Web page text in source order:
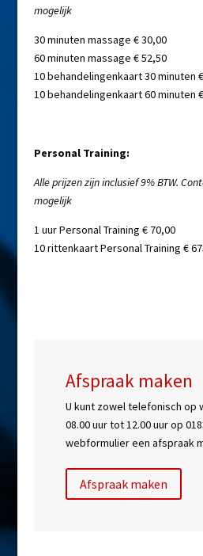
mogelijk
30 minuten massage € 30,00
60 minuten massage € 52,50
10 behandelingenkaart 30 minuten
10 behandelingenkaart 60 minuten
Personal Training:
Alle prijzen zijn inclusief 9% BTW.
mogelijk
1 uur Personal Training € 70,00
10 rittenkaart Personal Training €
Afspraak maken
U kunt zowel telefonisch op
08.00 uur tot 12.00 uur op
webformulier een afspraak
Afspraak maken